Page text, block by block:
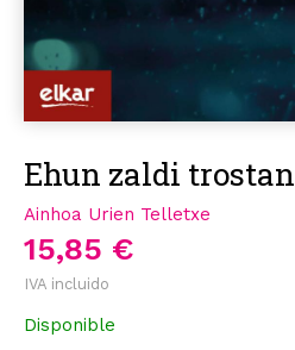
Ehun zaldi trostan
Ainhoa Urien Telletxe
15,85 €
IVA incluido
Disponible